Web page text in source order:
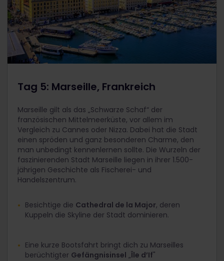
Tag 5: Marseille, Frankreich
Marseille gilt als das „Schwarze Schaf“ der
französischen Mittelmeerküste, vor allem im
Vergleich zu Cannes oder Nizza. Dabei hat die Stadt
einen spröden und ganz besonderen Charme, den
man unbedingt kennenlernen sollte. Die Wurzeln der
faszinierenden Stadt Marseille liegen in ihrer 1.500-
jährigen Geschichte als Fischerei- und
Handelszentrum.
Besichtige die Cathedral de la Major, deren
Kuppeln die Skyline der Stadt dominieren.
Eine kurze Bootsfahrt bringt dich zu Marseilles
berüchtigter Gefängnisinsel „Île d’If"